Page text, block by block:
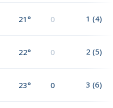
21° 0 1 (4)
22° 0 2 (5)
23° 0 3 (6)